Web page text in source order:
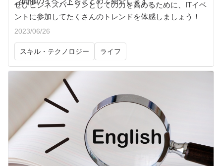
ぜひビジネスパーソンとしての力を高めるために、ITイベ
ントに参加してたくさんのトレンドを体感しましょう！
2023/06/26
スキル・テクノロジー ライフ